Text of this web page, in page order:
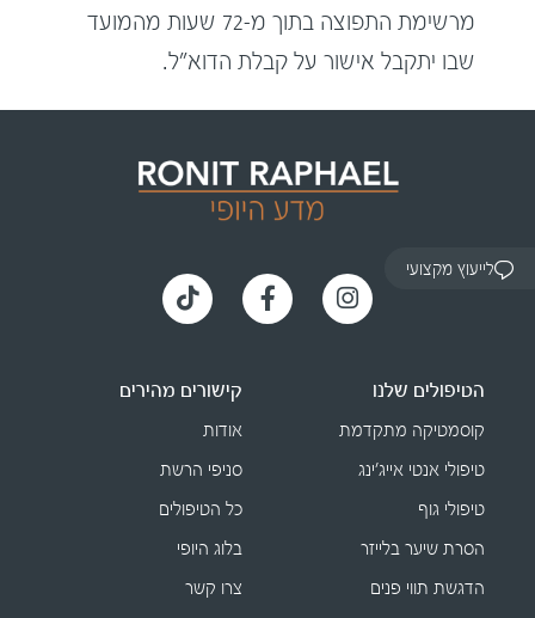
מרשימת התפוצה בתוך מ-72 שעות מהמועד
שבו יתקבל אישור על קבלת הדוא"ל.
הטיפולים שלנו
קוסמטיקה מתקדמת
טיפולי אנטי אייג׳ינג
טיפולי גוף
הסרת שיער בלייזר
הדגשת תווי פנים
קישורים מהירים
אודות
סניפי הרשת
כל הטיפולים
בלוג היופי
צרו קשר
לייעוץ מקצועי